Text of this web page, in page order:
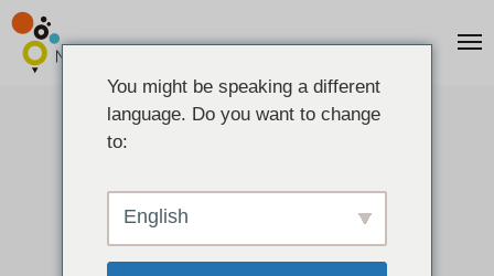
가격 개정 안내
You might be speaking a different
language. Do you want to change
to:
English